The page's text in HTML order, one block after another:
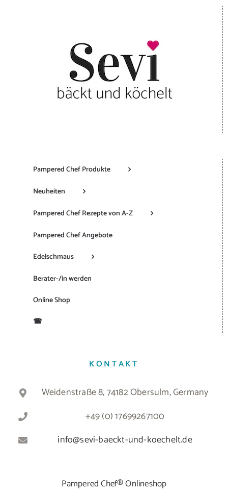
Pampered Chef Produkte
Neuheiten
Pampered Chef Rezepte von A-Z
Pampered Chef Angebote
Edelschmaus
Berater-/in werden
Online Shop
☎
KONTAKT
Weidenstraße 8, 74182 Obersulm, Germany
+49 (0) 17699267100
info@sevi-baeckt-und-koechelt.de
Pampered Chef® Onlineshop